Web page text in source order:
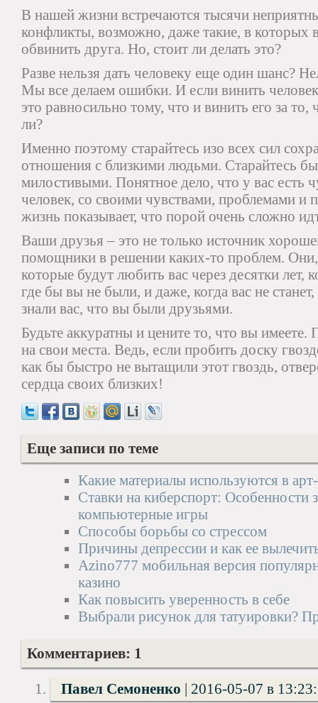
В нашей жизни встречаются тысячи
конфликты, возможно, даже такие, в которых
обвинить друга. Но, стоит ли делать это?
Разве нельзя дать человеку еще один шанс?
Мы все делаем ошибки. И если винить
это равносильно тому, что и винить его за то,
ли?
Именно поэтому старайтесь изо всех сил
отношения с близкими людьми. Старайтесь
милостивыми. Понятное дело, что у вас есть
человек, со своими чувствами, проблемами и
жизнь показывает, что порой очень сложно
Ваши друзья – это не только источник
помощники в решении каких-то проблем.
которые будут любить вас через десятки лет,
где бы вы не были, и даже, когда вас не
знали вас, что вы были друзьями.
Будьте аккуратны и цените то, что вы имеете.
на свои места. Ведь, если пробить доску
как бы быстро не вытащили этот гвоздь,
сердца своих близких!
Еще записи по теме
Какие материалы используются в
Ставки на киберспорт: Особенности
компьютерные игры
Способы борьбы со стрессом
Причины депрессии и как ее
Azino777 мобильная версия
казино
Как повысить уверенность в себе
Выбрали рисунок для татуировки?
Комментариев: 1
Павел Семоненко | 2016-05-07 в